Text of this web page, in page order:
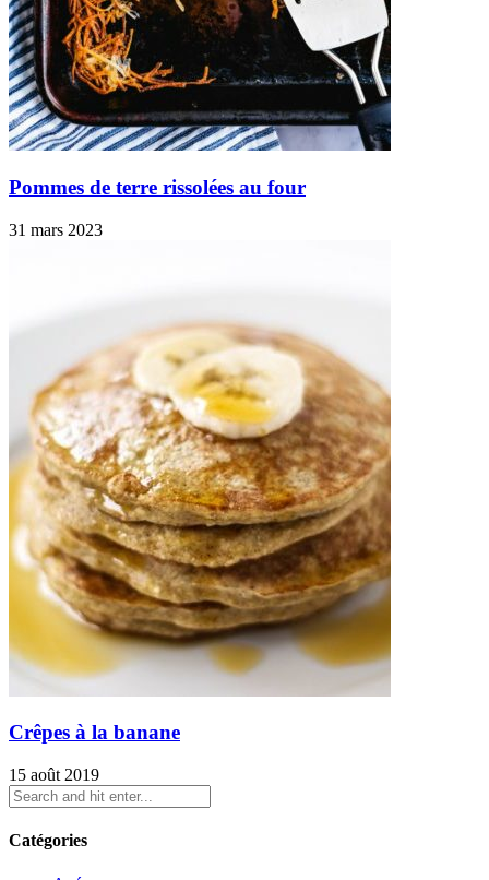
Pommes de terre rissolées au four
31 mars 2023
Crêpes à la banane
15 août 2019
Catégories